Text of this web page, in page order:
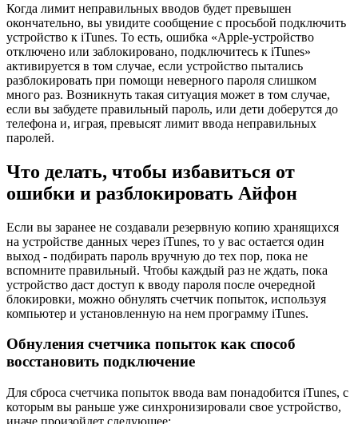
Когда лимит неправильных вводов будет превышен
окончательно, вы увидите сообщение с просьбой подключить
устройство к iTunes. То есть, ошибка «Apple-устройство
отключено или заблокировано, подключитесь к iTunes»
активируется в том случае, если устройство пытались
разблокировать при помощи неверного пароля слишком
много раз. Возникнуть такая ситуация может в том случае,
если вы забудете правильный пароль, или дети доберутся до
телефона и, играя, превысят лимит ввода неправильных
паролей.
Что делать, чтобы избавиться от
ошибки и разблокировать Айфон
Если вы заранее не создавали резервную копию хранящихся
на устройстве данных через iTunes, то у вас остается один
выход - подбирать пароль вручную до тех пор, пока не
вспомните правильный. Чтобы каждый раз не ждать, пока
устройство даст доступ к вводу пароля после очередной
блокировки, можно обнулять счетчик попыток, используя
компьютер и установленную на нем программу iTunes.
Обнуления счетчика попыток как способ
восстановить подключение
Для сброса счетчика попыток ввода вам понадобится iTunes, с
которым вы раньше уже синхронизировали свое устройство,
иначе произойдет следующее: